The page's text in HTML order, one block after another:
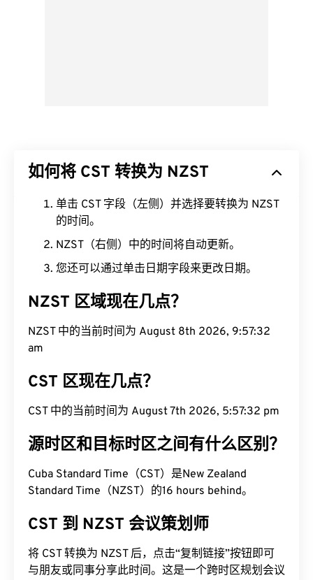
如何将 CST 转换为 NZST
单击 CST 字段（左侧）并选择要转换为 NZST
的时间。
NZST（右侧）中的时间将自动更新。
您还可以通过单击日期字段来更改日期。
NZST 区域现在几点？
NZST 中的当前时间为 August 8th 2026, 9:57:32
am
CST 区现在几点？
CST 中的当前时间为 August 7th 2026, 5:57:32 pm
源时区和目标时区之间有什么区别？
Cuba Standard Time（CST）是New Zealand
Standard Time（NZST）的16 hours behind。
CST 到 NZST 会议策划师
将 CST 转换为 NZST 后，点击“复制链接”按钮即可
与朋友或同事分享此时间。这是一个跨时区规划会议